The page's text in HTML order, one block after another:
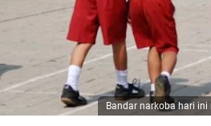
Bandar narkoba hari ini